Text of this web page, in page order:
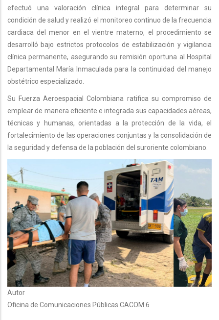
efectuó una valoración clínica integral para determinar su
condición de salud y realizó el monitoreo continuo de la frecuencia
cardiaca del menor en el vientre materno, el procedimiento se
desarrolló bajo estrictos protocolos de estabilización y vigilancia
clínica permanente, asegurando su remisión oportuna al Hospital
Departamental María Inmaculada para la continuidad del manejo
obstétrico especializado.
Su Fuerza Aeroespacial Colombiana ratifica su compromiso de
emplear de manera eficiente e integrada sus capacidades aéreas,
técnicas y humanas, orientadas a la protección de la vida, el
fortalecimiento de las operaciones conjuntas y la consolidación de
la seguridad y defensa de la población del suroriente colombiano.
Autor
Oficina de Comunicaciones Públicas CACOM 6